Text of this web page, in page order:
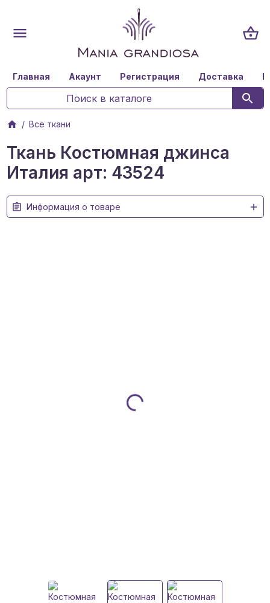
Главная Акаунт Регистрация Доставка
Все ткани
Ткань Костюмная джинса
Италия арт: 43524
Информация о товаре